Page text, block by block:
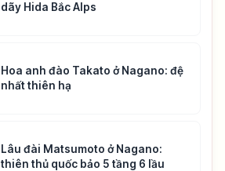
dãy Hida Bắc Alps
Hoa anh đào Takato ở Nagano: đệ
nhất thiên hạ
Lâu đài Matsumoto ở Nagano:
thiên thủ quốc bảo 5 tầng 6 lầu